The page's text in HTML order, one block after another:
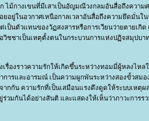
ไม้กางเขนที่มีเสาเป็นอัญมณีวงกลมอันสื่อถึงความ
อยู่ในอวกาศเหนือกาลเวลาอันสื่อถึงความยึดมั่นใ
ป็นตัวแทนของวัฏสงสารหรือการเวียนว่ายตายเกิด
วิชชาเป็นเหตุตั้งตนในกระบวนการแห่งปฏิจสมุปบา
รื่องราวความรักให้เกิดขึ้นระหว่างทอมมี่ผู้หลงไห
การและอารมณ์ เป็นความผูกพันระหว่างสองขั้วสม
กกัน ความรักที่เป็นเสมือนแรงดึงดูดให้ระบบเหตุผ
ร่วมกันได้อย่างสันติ และแสดงให้เห็นว่าภาวะการ